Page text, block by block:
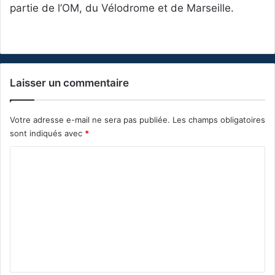
partie de l’OM, du Vélodrome et de Marseille.
Laisser un commentaire
Votre adresse e-mail ne sera pas publiée. Les champs obligatoires
sont indiqués avec *